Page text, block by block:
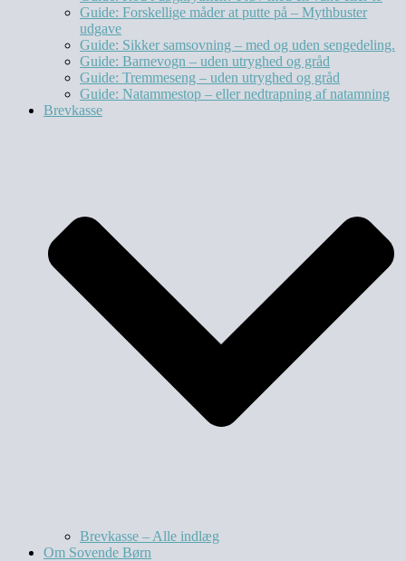
Guide: Forskellige måder at putte på – Mythbuster
udgave
Guide: Sikker samsovning – med og uden sengedeling.
Guide: Barnevogn – uden utryghed og gråd
Guide: Tremmeseng – uden utryghed og gråd
Guide: Natammestop – eller nedtrapning af natamning
Brevkasse
Brevkasse – Alle indlæg
Om Sovende Børn